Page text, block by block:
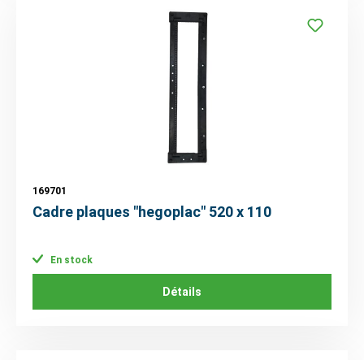
169701
Cadre plaques "hegoplac" 520 x 110
En stock
Détails